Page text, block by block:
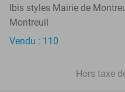
Ibis styles Mairie de
Montreuil
Vendu : 110
Hors taxe